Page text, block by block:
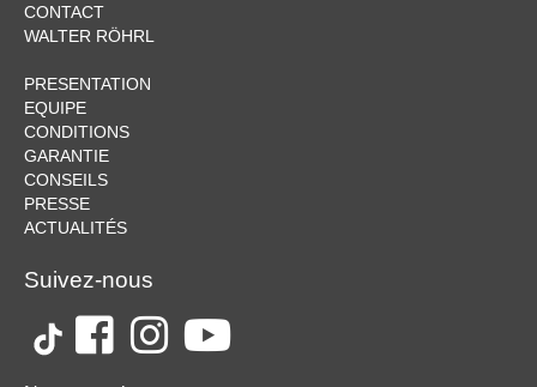
CONTACT
WALTER RÖHRL
PRESENTATION
EQUIPE
CONDITIONS
GARANTIE
CONSEILS
PRESSE
ACTUALITÉS
Suivez-nous